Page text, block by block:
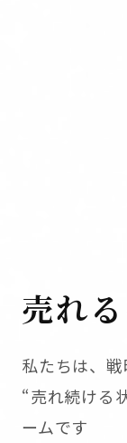
売れ
私たちは、
“売れ続ける
ームです